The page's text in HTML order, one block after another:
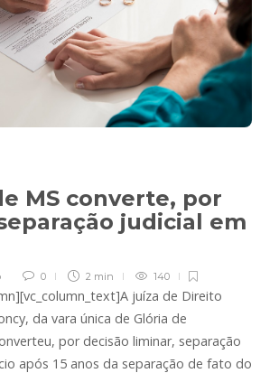
MS converte, por
judicial em
0 2 min 140
juíza de Direito
da vara única de Glória de
por decisão liminar, separação
após 15 anos da separação de fato do